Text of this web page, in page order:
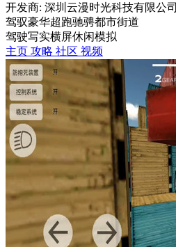
开发商: 深圳云漫时光科技有限公司
驾驭豪华超跑驰骋都市街道
驾驶写实横屏休闲模拟
主页 攻略 社区 视频